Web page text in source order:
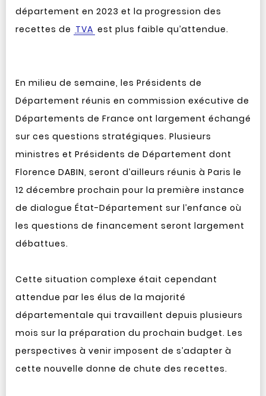
département en 2023 et la progression des
recettes de TVA est plus faible qu’attendue.
En milieu de semaine, les Présidents de
Département réunis en commission exécutive de
Départements de France ont largement échangé
sur ces questions stratégiques. Plusieurs
ministres et Présidents de Département dont
Florence DABIN, seront d’ailleurs réunis à Paris le
12 décembre prochain pour la première instance
de dialogue État-Département sur l’enfance où
les questions de financement seront largement
débattues.
Cette situation complexe était cependant
attendue par les élus de la majorité
départementale qui travaillent depuis plusieurs
mois sur la préparation du prochain budget. Les
perspectives à venir imposent de s’adapter à
cette nouvelle donne de chute des recettes.